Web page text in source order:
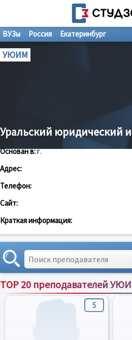
ВУЗы Россия Екатеринбург
УЮИМ
Уральский юридический
Основан в:г.
Адрес:
Телефон:
Сайт:
Краткая информация:
TOP 20 преподавателей
5